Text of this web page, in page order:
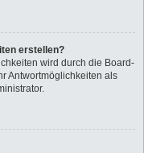
erstellen?
wird durch die Board-
Antwortmöglichkeiten als